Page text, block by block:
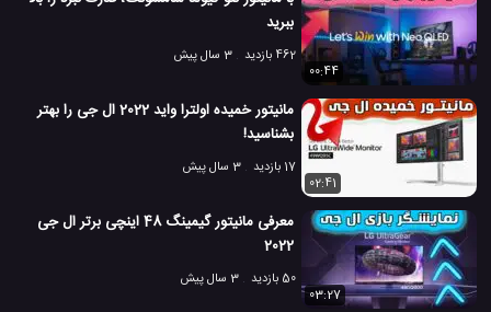
ببرید
462 بازدید
3 سال پیش
00:44
مانیتور خمیده اولترا واید 2022 ال جی را بهتر
بشناسید!
17 بازدید
3 سال پیش
02:41
معرفی مانیتور گیمینگ 48 اینچی برتر ال جی
2022
50 بازدید
3 سال پیش
03:27